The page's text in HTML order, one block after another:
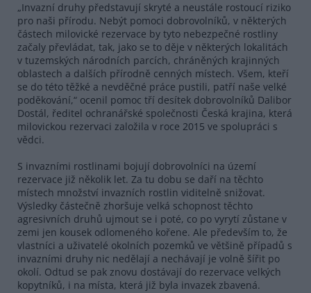
„Invazní druhy představují skryté a neustále rostoucí riziko
pro naši přírodu. Nebýt pomoci dobrovolníků, v některých
částech milovické rezervace by tyto nebezpečné rostliny
začaly převládat, tak, jako se to děje v některých lokalitách
v tuzemských národních parcích, chráněných krajinných
oblastech a dalších přírodně cenných místech. Všem, kteří
se do této těžké a nevděčné práce pustili, patří naše velké
poděkování,“ ocenil pomoc tří desítek dobrovolníků Dalibor
Dostál, ředitel ochranářské společnosti Česká krajina, která
milovickou rezervaci založila v roce 2015 ve spolupráci s
vědci.
S invazními rostlinami bojují dobrovolníci na území
rezervace již několik let. Za tu dobu se daří na těchto
místech množství invazních rostlin viditelně snižovat.
Výsledky částečně zhoršuje velká schopnost těchto
agresivních druhů ujmout se i poté, co po vyrytí zůstane v
zemi jen kousek odlomeného kořene. Ale především to, že
vlastníci a uživatelé okolních pozemků ve většině případů s
invazními druhy nic nedělají a nechávají je volně šířit po
okolí. Odtud se pak znovu dostávají do rezervace velkých
kopytníků, i na místa, která již byla invazek zbavená.